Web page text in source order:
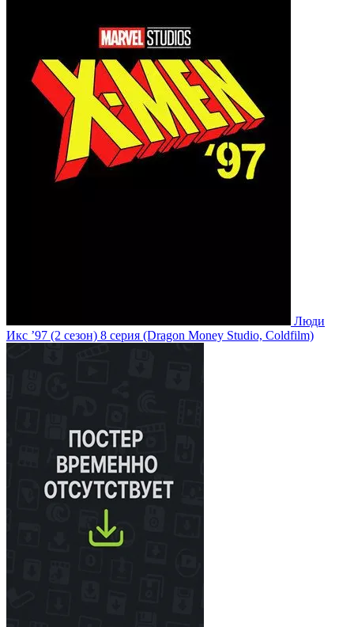
Люди
Икс ’97 (2 сезон) 8 серия (Dragon Money Studio, Coldfilm)